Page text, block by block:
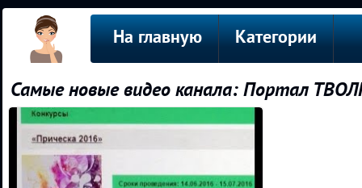
На главную Категории
Самые новые видео канала: Портал